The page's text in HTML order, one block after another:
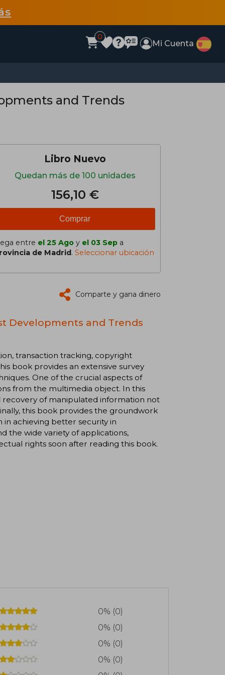
0
Mi Cuenta
and Trends
Libro Nuevo
Quedan más de 100 unidades
156,10 €
Comprar
entre el 25 Ago y el 03 Sep a
de Madrid. Seleccionar ubicación
Comparte y gana dinero
Developments and Trends
transaction tracking, copyright
book provides an extensive survey
One of the crucial aspects of
from the multimedia object. In this
of manipulated information not
this book provides the groundwork
achieving better security in
the wide variety of applications,
rights soon after reading this book.
0% (0)
0% (0)
0% (0)
0% (0)